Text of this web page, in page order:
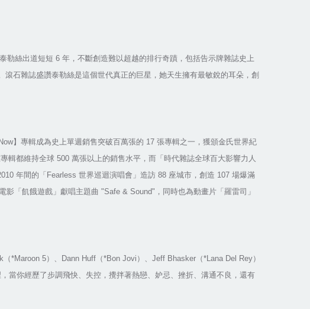
勒絲出道短短 6 年，不斷創造難以超越的排行奇蹟，包括告示牌雜誌史上
石雜誌盛讚泰勒絲是這個世代真正的巨星，她天生擁有最敏銳的耳朵，創
】專輯成為史上單週銷售突破百萬張的 17 張專輯之一，獲頒金氏世界紀
輯都維持全球 500 萬張以上的銷售水平，而「時代雜誌全球百大影響力人
年間的「 Fearless 世界巡迴演唱會」造訪 88 座城市，創造 107 場爆滿
影「飢餓遊戲」獻唱主題曲 "Safe & Sound" ，同時也為動畫片「羅雷司」
（*Maroon 5）、 Dann Huff （*Bon Jovi ）、 Jeff Bhasker （*Lana Del Rey）
當你經歷了步調飛快、失控，攪拌著熱戀、妒忌、挫折、溝通不良，還有